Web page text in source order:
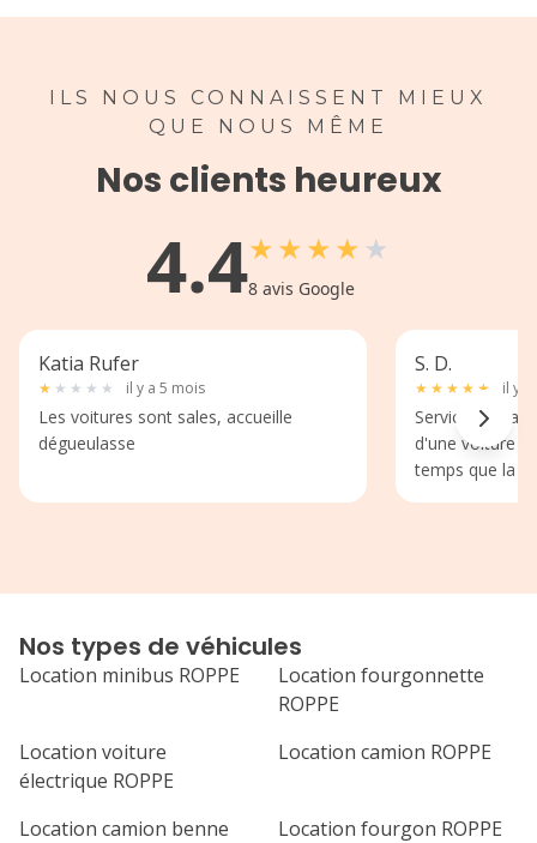
ILS NOUS CONNAISSENT MIEUX
QUE NOUS MÊME
Nos clients heureux
4.4★★★★★
8avis Google
Katia Rufer
★ ★ ★ ★ ★ il y a 5 mois
Les voitures sont sales, accueille
dégueulasse
S. D.
★ ★ ★ ★ ★ il y a
Service très
d'une voiture
temps que la
Nos types de véhicules
Location minibus ROPPE
Location fourgonnette
ROPPE
Location voiture
électrique ROPPE
Location camion ROPPE
Location camion benne
Location fourgon ROPPE